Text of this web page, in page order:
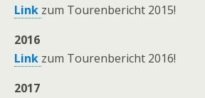
Link zum Tourenbericht 2015!
2016
Link zum Tourenbericht 2016!
2017